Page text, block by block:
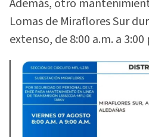
Además, otro
Lomas de Miraflores Sur
extenso, de 8:00 a.m. a 3:00